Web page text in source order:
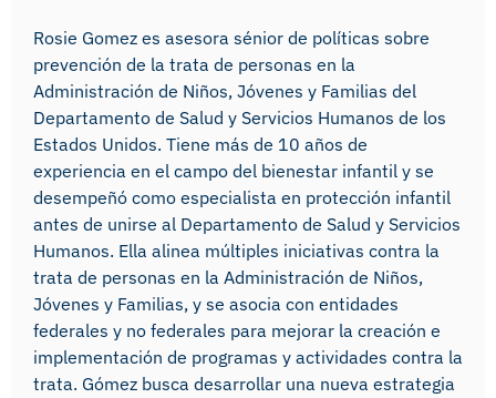
Rosie Gomez es asesora sénior de políticas sobre
prevención de la trata de personas en la
Administración de Niños, Jóvenes y Familias del
Departamento de Salud y Servicios Humanos de los
Estados Unidos. Tiene más de 10 años de
experiencia en el campo del bienestar infantil y se
desempeñó como especialista en protección infantil
antes de unirse al Departamento de Salud y Servicios
Humanos. Ella alinea múltiples iniciativas contra la
trata de personas en la Administración de Niños,
Jóvenes y Familias, y se asocia con entidades
federales y no federales para mejorar la creación e
implementación de programas y actividades contra la
trata. Gómez busca desarrollar una nueva estrategia